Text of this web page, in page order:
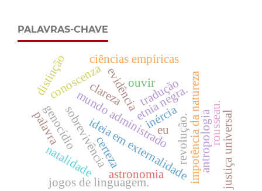
PALAVRAS-CHAVE
conoscenza
etnia negra.
evidência impotência da natureza
ideia em externalidade
ciências empíricas
mundo administrado
sobrevivência
genocídio antropologia
tradução
distinção
palavra revolução.
astronomia
rousseau.justiça universal
clareza
certeza
jogos de linguagem.
inércia
ouvir
natalidade
eu